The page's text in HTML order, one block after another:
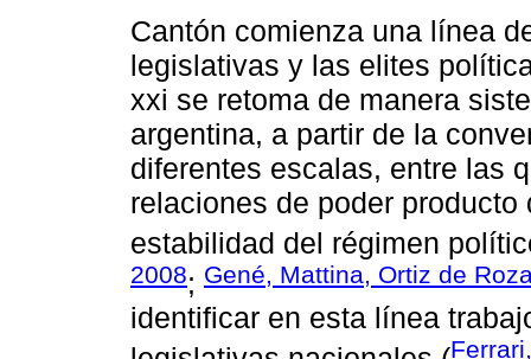
Cantón comienza una línea
legislativas y las elites
xxi se retoma de manera
argentina, a partir de la
diferentes escalas, entre las
relaciones de poder
estabilidad del régimen
2008; Gené, Mattina, Ortiz de
identificar en esta línea